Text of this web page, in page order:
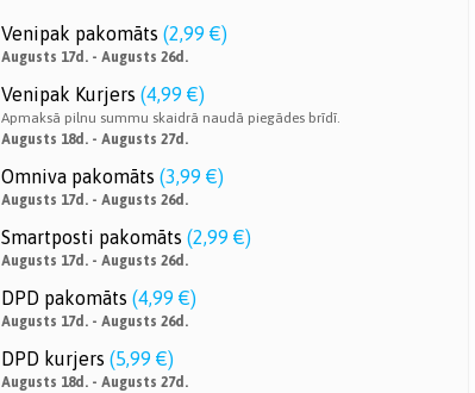
Venipak pakomāts (2,99 €)
Augusts 17d. - Augusts 26d.
Venipak Kurjers (4,99 €)
Apmaksā pilnu summu skaidrā naudā piegādes brīdī.
Augusts 18d. - Augusts 27d.
Omniva pakomāts (3,99 €)
Augusts 17d. - Augusts 26d.
Smartposti pakomāts (2,99 €)
Augusts 17d. - Augusts 26d.
DPD pakomāts (4,99 €)
Augusts 17d. - Augusts 26d.
DPD kurjers (5,99 €)
Augusts 18d. - Augusts 27d.